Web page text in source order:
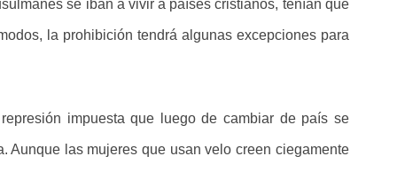
se iban a vivir a países cristianos, tenían que
la prohibición tendrá algunas excepciones para
impuesta que luego de cambiar de país se
Aunque las mujeres que usan velo creen ciegamente